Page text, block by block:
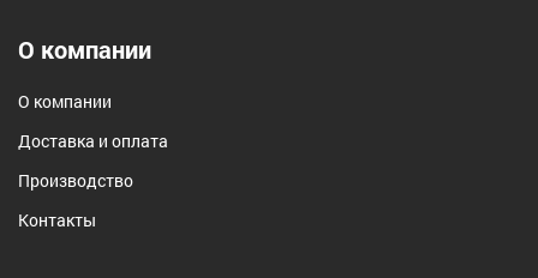
О компании
О компании
Доставка и оплата
Производство
Контакты